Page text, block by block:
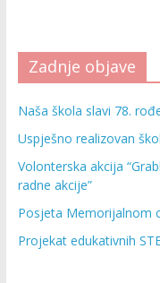
Zadnje objave
Naša škola slavi 78.
Uspješno realizovan
Volonterska akcija
radne akcije”
Posjeta Memorijalnom
Projekat edukativnih